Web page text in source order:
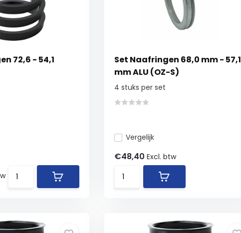
72,6 - 54,1
Set Naafringen 68,0 mm - 57,1
mm ALU (OZ-S)
4 stuks per set
Vergelijk
€48,40 Excl. btw